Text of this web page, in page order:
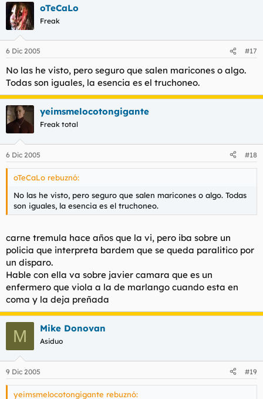
La mala educacion
oTeCaLo
Freak
6 Dic 2005 #17
No las he visto, pero seguro que salen maricones o algo.
Todas son iguales, la esencia es el truchoneo.
yeimsmelocotongigante
Freak total
6 Dic 2005 #18
oTeCaLo rebuznó:
No las he visto, pero seguro que salen maricones o algo. Todas
son iguales, la esencia es el truchoneo.
carne tremula hace años que la vi, pero iba sobre un
policia que interpreta bardem que se queda paralitico por
un disparo.
Hable con ella va sobre javier camara que es un
enfermero que viola a la de marlango cuando esta en
coma y la deja preñada
M Mike Donovan
Asiduo
9 Dic 2005 #19
yeimsmelocotongigante rebuznó: